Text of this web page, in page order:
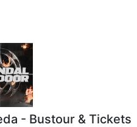
- Bustour & Tickets